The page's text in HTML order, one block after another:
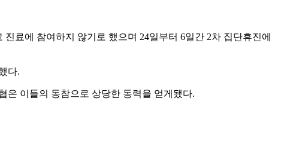
료에 참여하지 않기로 했으며 24일부터 6일간 2차 집단휴진에
다.
은 이들의 동참으로 상당한 동력을 얻게됐다.